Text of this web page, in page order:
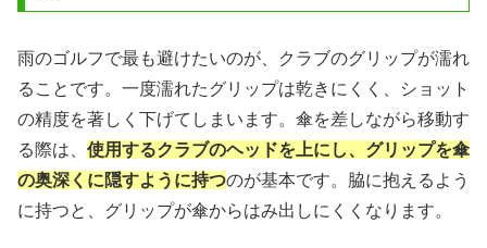
雨のゴルフで最も避けたいのが、クラブのグリップが濡れ
ることです。一度濡れたグリップは乾きにくく、ショット
の精度を著しく下げてしまいます。傘を差しながら移動す
る際は、 使用するクラブのヘッドを上にし、グリップを傘
の奥深くに隠すように持つのが基本です。脇に抱えるよう
に持つと、グリップが傘からはみ出しにくくなります。